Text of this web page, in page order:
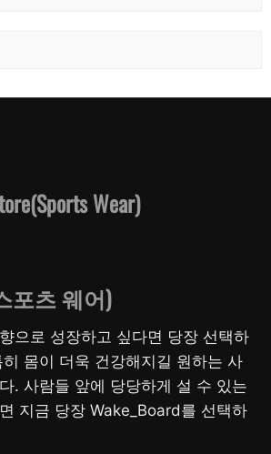
Wear)
포츠 웨어)
으로 성장하고 싶다면 당장 선택하
몸이 더욱 건강해지길 원하는 사
. 사람들 앞에 당당하게 설 수 있는
지금 당장 Wake_Board를 선택하